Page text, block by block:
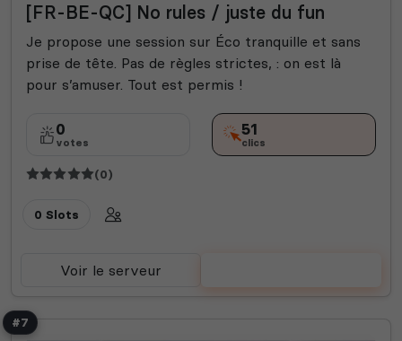
[FR-BE-QC] No rules / juste du fun
Je propose une session sur Éco tranquille et sans
prise de tête. Pas de règles strictes, : on est là
pour s’amuser. Tout est permis !
0
votes
51
clics
(0)
0 Slots
Voir le serveur
#7